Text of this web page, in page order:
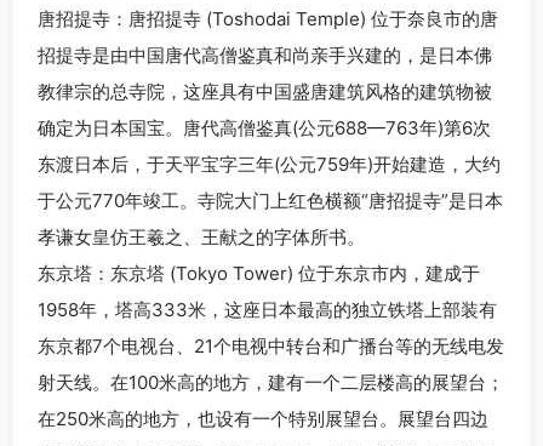
唐招提寺：唐招提寺 (Toshodai Temple) 位于奈良市的唐
招提寺是由中国唐代高僧鉴真和尚亲手兴建的，是日本佛
教律宗的总寺院，这座具有中国盛唐建筑风格的建筑物被
确定为日本国宝。唐代高僧鉴真(公元688—763年)第6次
东渡日本后，于天平宝字三年(公元759年)开始建造，大约
于公元770年竣工。寺院大门上红色横额“唐招提寺”是日本
孝谦女皇仿王羲之、王献之的字体所书。
东京塔：东京塔 (Tokyo Tower) 位于东京市内，建成于
1958年，塔高333米，这座日本最高的独立铁塔上部装有
东京都7个电视台、21个电视中转台和广播台等的无线电发
射天线。在100米高的地方，建有一个二层楼高的展望台；
在250米高的地方，也设有一个特别展望台。展望台四边